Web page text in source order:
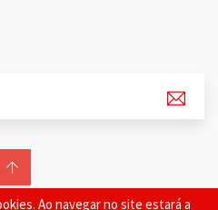
Ao navegar no site estará a
os direitos reservados.